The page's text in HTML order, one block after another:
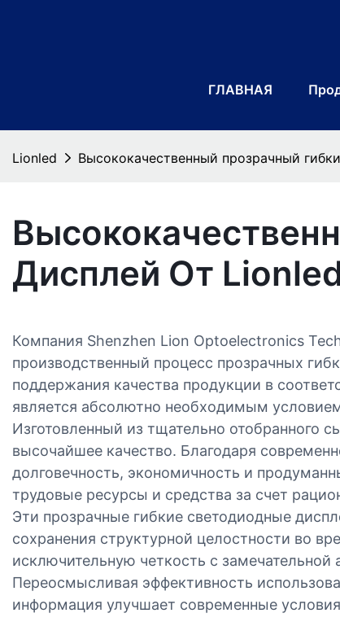
ГЛАВНАЯ
Lionled Высококачественный прозрачный
Дисплей От
Компания Shenzhen Lion Optoelectronics
производственный процесс прозрачных
поддержания качества продукции в
является абсолютно необходимым
Изготовленный из тщательно отобранного
высочайшее качество. Благодаря
долговечность, экономичность и
трудовые ресурсы и средства за счет
Эти прозрачные гибкие светодиодные
сохранения структурной целостности во
исключительную четкость с
Переосмысливая эффективность
информация улучшает современные